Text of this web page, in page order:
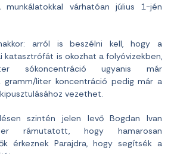
várhatóan július 1-jén
arról is beszélni kell, hogy a
katasztrófát is okozhat a folyóvizekben,
sókoncentráció ugyanis már
gramm/liter koncentráció pedig már a
vezethet.
szintén jelen levő Bogdan Ivan
rámutatott, hogy hamarosan
érkeznek Parajdra, hogy segítsék a